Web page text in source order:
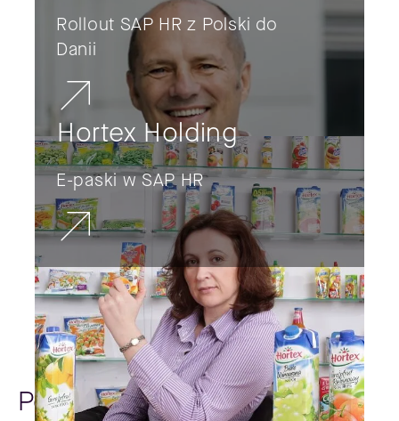
Rollout SAP HR z Polski do
Danii
Hortex Holding
E-paski w SAP HR
Poradniki